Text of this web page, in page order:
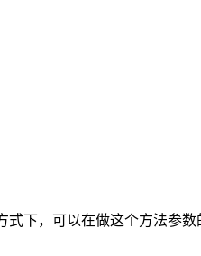
下，可以在做这个方法参